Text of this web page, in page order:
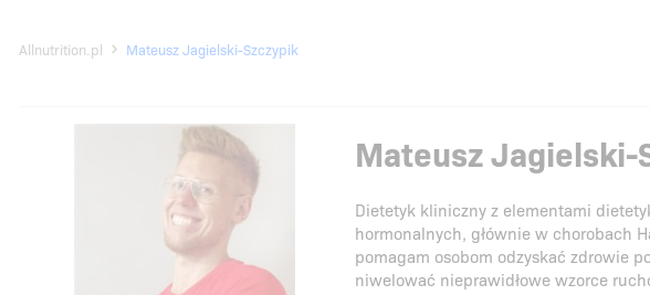
Allnutrition.pl Mateusz Jagielski-Szczypik
Mateusz Jagielski-
Dietetyk kliniczny z elementami
hormonalnych, głównie w chorobach
pomagam osobom odzyskać zdrowie
niwelować nieprawidłowe wzorce